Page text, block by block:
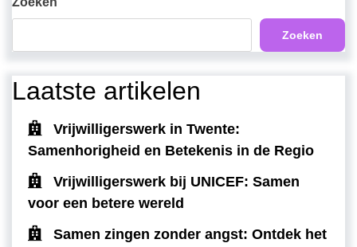
Zoeken
Laatste artikelen
Vrijwilligerswerk in Twente:
Samenhorigheid en Betekenis in de Regio
Vrijwilligerswerk bij UNICEF: Samen
voor een betere wereld
Samen zingen zonder angst: Ontdek het